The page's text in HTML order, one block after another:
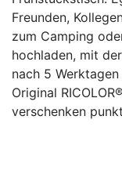
Freunden,
zum Camping
hochladen, mit
nach 5
Original
verschenken